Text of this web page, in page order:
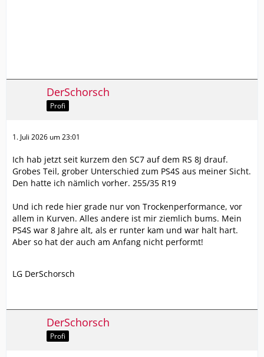
DerSchorsch
Profi
1. Juli 2026 um 23:01
Ich hab jetzt seit kurzem den SC7 auf dem RS 8J drauf.
Grobes Teil, grober Unterschied zum PS4S aus meiner Sicht.
Den hatte ich nämlich vorher. 255/35 R19
Und ich rede hier grade nur von Trockenperformance, vor
allem in Kurven. Alles andere ist mir ziemlich bums. Mein
PS4S war 8 Jahre alt, als er runter kam und war halt hart.
Aber so hat der auch am Anfang nicht performt!
LG DerSchorsch
DerSchorsch
Profi